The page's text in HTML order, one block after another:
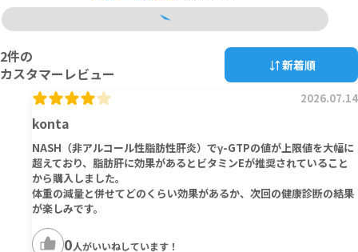
2件の
カスタマーレビュー
新着順
konta
2026.07.14
NASH（非アルコール性脂肪性肝炎）でγ-GTPの値が上限値を大幅に
超えており、脂肪肝に効果があるとビタミンEが推奨されていること
から購入しました。
体重の減量と併せてどのくらい効果があるか、次回の健康診断の結果
が楽しみです。
0人がいいねしています！